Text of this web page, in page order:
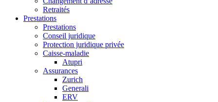
Retraités
Prestations
Prestations
Conseil juridique
Protection juridique privée
Caisse-maladie
Atupri
Assurances
Zurich
Generali
ERV